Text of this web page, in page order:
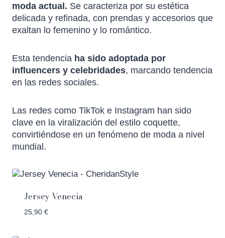
moda actual. Se caracteriza por su estética
delicada y refinada, con prendas y accesorios que
exaltan lo femenino y lo romántico.
Esta tendencia ha sido adoptada por
influencers y celebridades, marcando tendencia
en las redes sociales.
Las redes como TikTok e Instagram han sido
clave en la viralización del estilo coquette,
convirtiéndose en un fenómeno de moda a nivel
mundial.
Jersey Venecia
25,90€